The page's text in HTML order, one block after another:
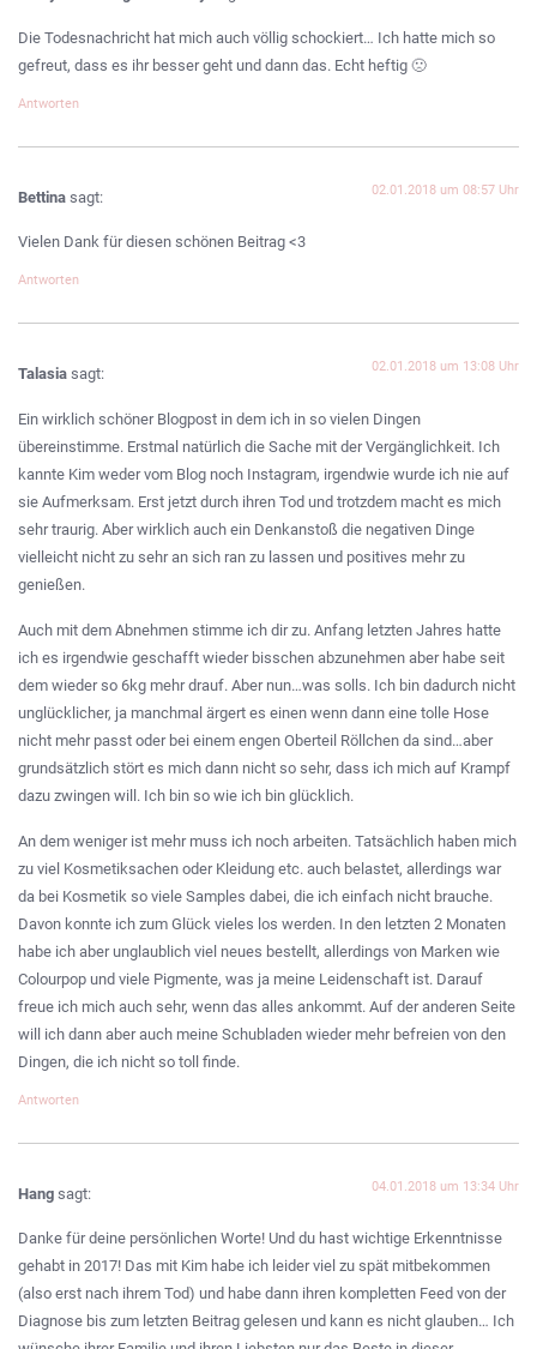
Die Todesnachricht hat mich auch völlig schockiert… Ich hatte mich so
gefreut, dass es ihr besser geht und dann das. Echt heftig 🙁
Antworten
Bettina sagt: 02.01.2018 um 08:57 Uhr
Vielen Dank für diesen schönen Beitrag <3
Antworten
Talasia sagt: 02.01.2018 um 13:08 Uhr
Ein wirklich schöner Blogpost in dem ich in so vielen Dingen
übereinstimme. Erstmal natürlich die Sache mit der Vergänglichkeit. Ich
kannte Kim weder vom Blog noch Instagram, irgendwie wurde ich nie auf
sie Aufmerksam. Erst jetzt durch ihren Tod und trotzdem macht es mich
sehr traurig. Aber wirklich auch ein Denkanstoß die negativen Dinge
vielleicht nicht zu sehr an sich ran zu lassen und positives mehr zu
genießen.
Auch mit dem Abnehmen stimme ich dir zu. Anfang letzten Jahres hatte
ich es irgendwie geschafft wieder bisschen abzunehmen aber habe seit
dem wieder so 6kg mehr drauf. Aber nun…was solls. Ich bin dadurch nicht
unglücklicher, ja manchmal ärgert es einen wenn dann eine tolle Hose
nicht mehr passt oder bei einem engen Oberteil Röllchen da sind…aber
grundsätzlich stört es mich dann nicht so sehr, dass ich mich auf Krampf
dazu zwingen will. Ich bin so wie ich bin glücklich.
An dem weniger ist mehr muss ich noch arbeiten. Tatsächlich haben mich
zu viel Kosmetiksachen oder Kleidung etc. auch belastet, allerdings war
da bei Kosmetik so viele Samples dabei, die ich einfach nicht brauche.
Davon konnte ich zum Glück vieles los werden. In den letzten 2 Monaten
habe ich aber unglaublich viel neues bestellt, allerdings von Marken wie
Colourpop und viele Pigmente, was ja meine Leidenschaft ist. Darauf
freue ich mich auch sehr, wenn das alles ankommt. Auf der anderen Seite
will ich dann aber auch meine Schubladen wieder mehr befreien von den
Dingen, die ich nicht so toll finde.
Antworten
Hang sagt: 04.01.2018 um 13:34 Uhr
Danke für deine persönlichen Worte! Und du hast wichtige Erkenntnisse
gehabt in 2017! Das mit Kim habe ich leider viel zu spät mitbekommen
(also erst nach ihrem Tod) und habe dann ihren kompletten Feed von der
Diagnose bis zum letzten Beitrag gelesen und kann es nicht glauben… Ich